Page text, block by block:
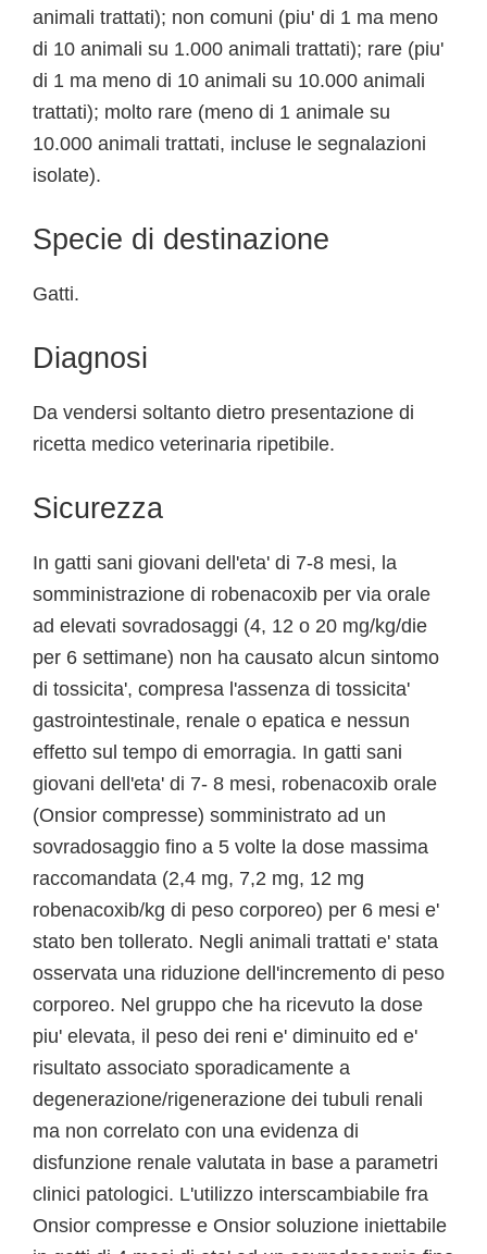
animali trattati); non comuni (piu' di 1 ma meno
di 10 animali su 1.000 animali trattati); rare (piu'
di 1 ma meno di 10 animali su 10.000 animali
trattati); molto rare (meno di 1 animale su
10.000 animali trattati, incluse le segnalazioni
isolate).
Specie di destinazione
Gatti.
Diagnosi
Da vendersi soltanto dietro presentazione di
ricetta medico veterinaria ripetibile.
Sicurezza
In gatti sani giovani dell'eta' di 7-8 mesi, la
somministrazione di robenacoxib per via orale
ad elevati sovradosaggi (4, 12 o 20 mg/kg/die
per 6 settimane) non ha causato alcun sintomo
di tossicita', compresa l'assenza di tossicita'
gastrointestinale, renale o epatica e nessun
effetto sul tempo di emorragia. In gatti sani
giovani dell'eta' di 7- 8 mesi, robenacoxib orale
(Onsior compresse) somministrato ad un
sovradosaggio fino a 5 volte la dose massima
raccomandata (2,4 mg, 7,2 mg, 12 mg
robenacoxib/kg di peso corporeo) per 6 mesi e'
stato ben tollerato. Negli animali trattati e' stata
osservata una riduzione dell'incremento di peso
corporeo. Nel gruppo che ha ricevuto la dose
piu' elevata, il peso dei reni e' diminuito ed e'
risultato associato sporadicamente a
degenerazione/rigenerazione dei tubuli renali
ma non correlato con una evidenza di
disfunzione renale valutata in base a parametri
clinici patologici. L'utilizzo interscambiabile fra
Onsior compresse e Onsior soluzione iniettabile